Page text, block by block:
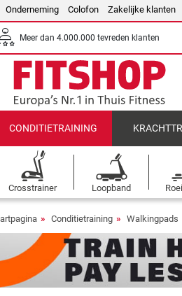
Onderneming Colofon Zakelijke klanten
Meer dan 4.000.000 tevreden klanten
CONDITIETRAINING
Crosstrainer Loopband
Conditietraining Walkingpads